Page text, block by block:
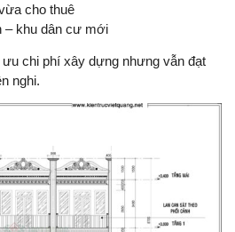
cho thuê
– khu dân cư mới
ưu chi phí xây dựng nhưng vẫn đạt
nghi.